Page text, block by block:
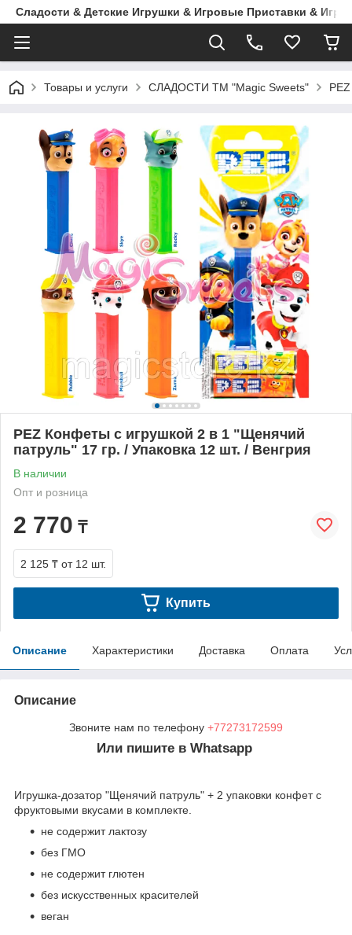
Сладости & Детские Игрушки & Игровые Приставки & Игры
Товары и услуги СЛАДОСТИ ТМ "Magic Sweets" PEZ
PEZ Конфеты с игрушкой 2 в 1 "Щенячий
патруль" 17 гр. / Упаковка 12 шт. / Венгрия
В наличии
Опт и розница
2 770 ₸
2 125 ₸ от 12 шт.
Купить
Описание Характеристики Доставка Оплата
Описание
Звоните нам по телефону +77273172599
Или пишите в Whatsapp
Игрушка-дозатор "Щенячий патруль" + 2 упаковки конфет с
фруктовыми вкусами в комплекте.
не содержит лактозу
без ГМО
не содержит глютен
без искусственных красителей
веган